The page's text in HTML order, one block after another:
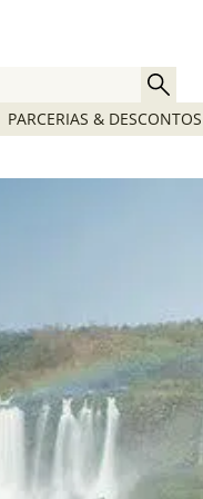
PARCERIAS & DESCONTOS